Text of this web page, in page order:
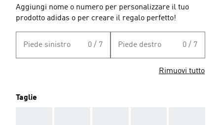
Aggiungi nome o numero per personalizzare il tuo
prodotto adidas o per creare il regalo perfetto!
Piede sinistro 0 / 7 Piede destro 0 / 7
Rimuovi tutto
Taglie